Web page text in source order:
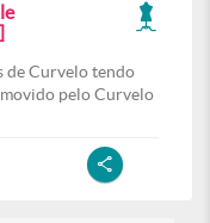
de Curvelo tendo
pelo Curvelo